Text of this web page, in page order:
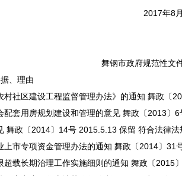
2017
舞钢市政府规范性文
、理由
社区建设工程监督管理办法》的通知 舞政〔
套用房规划建设和管理的意见 舞政〔2013〕
舞政〔2014〕14号 2015.5.13 保留 符合法律法
市专项资金管理办法的通知 舞政〔2014〕
载长期治理工作实施细则的通知 舞政〔2015